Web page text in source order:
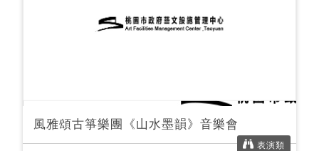
風雅頌古箏樂團《山水墨韻》音樂會
表演類